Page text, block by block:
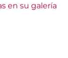
en su galería